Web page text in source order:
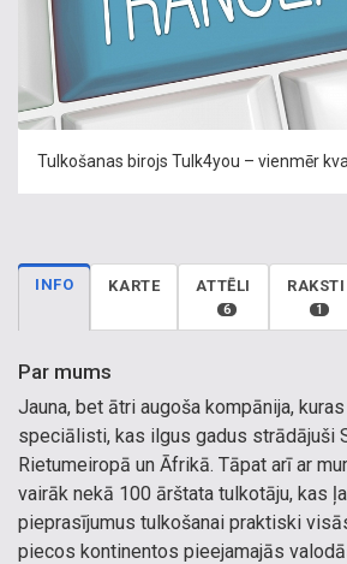
Tulkošanas birojs Tulk4you – vienmēr
INFO KARTE ATTĒLI
6
RAKSTI
1
Par mums
Jauna, bet ātri augoša kompānija,
speciālisti, kas ilgus gadus strādājuši
Rietumeiropā un Āfrikā. Tāpat arī ar
vairāk nekā 100 ārštata tulkotāju, kas
pieprasījumus tulkošanai praktiski
piecos kontinentos pieejamajās